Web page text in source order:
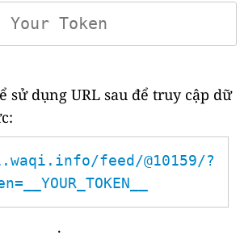
sử dụng URL sau để truy cập dữ
feed/@10159/?
.